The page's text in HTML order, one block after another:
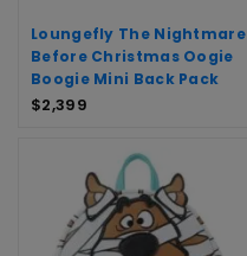
Loungefly The Nightmare
Before Christmas Oogie
Boogie Mini Back Pack
$2,399